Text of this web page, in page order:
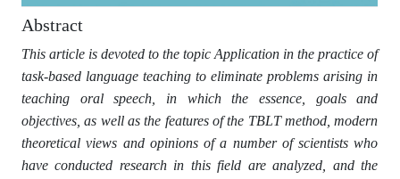
Abstract
This article is devoted to the topic Application in the practice of
task-based language teaching to eliminate problems arising in
teaching oral speech, in which the essence, goals and
objectives, as well as the features of the TBLT method, modern
theoretical views and opinions of a number of scientists who
have conducted research in this field are analyzed, and the